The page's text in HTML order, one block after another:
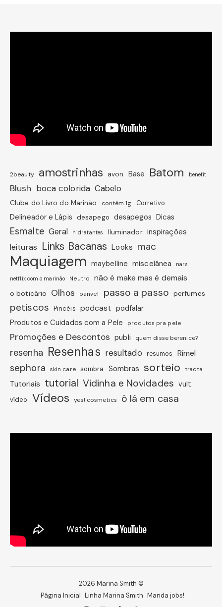
2beauty amostrinhas avon Base Batom benefit
Blush boca colorida Cabelo
Clube do Livro do Marinão contém 1g Corretivo
Delineador e Lápis desapego desapegos Dicas
Esmalte Geral hidratantes Iluminador inspirações
leituras Links Bacanas Looks mac
Maquiagem maybelline miscelânea nars
netflix com o marinão Neutro não é make mas é demais
o boticário Olhos panvel passo a passo perfumes
petiscos Pincéis podcast podfalar
Produtos e Cuidados com a Pele
produtos pra pele
Promoções e Descontos publi quem disse berenice?
resenha Resenhas resultado resumos Rímel
sephora skin care sombra Sombras sorteio tracta
Tutoriais tutorial Vidinha e Novidades vult
vídeo Vídeos yes! cosmetics ô lá em casa
2026 Marina Smith ©
Página Inicial Linha Marina Smith Manda jobs!